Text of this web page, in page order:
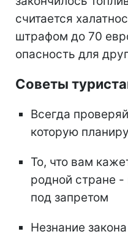
считается
штрафом до 70
опасность для
Советы
Всегда
которую
То, что вам
родной стране
под запретом
Незнание